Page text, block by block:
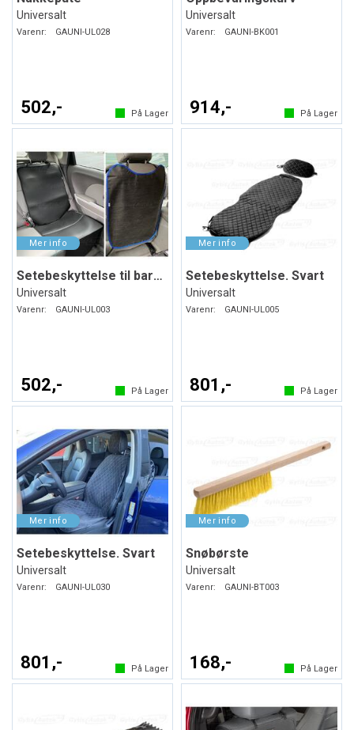
Universalt
Varenr: GAUNI-UL028
502,- På Lager
Universalt
Varenr: GAUNI-BK001
914,- På Lager
Setebeskyttelse til barneseter. Svart
Universalt
Varenr: GAUNI-UL003
502,- På Lager
Setebeskyttelse. Svart
Universalt
Varenr: GAUNI-UL005
801,- På Lager
Setebeskyttelse. Svart
Universalt
Varenr: GAUNI-UL030
801,- På Lager
Snøbørste
Universalt
Varenr: GAUNI-BT003
168,- På Lager